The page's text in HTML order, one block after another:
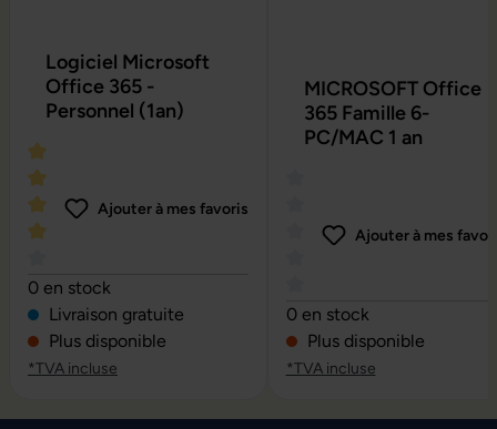
Logiciel Microsoft
Office 365 -
Personnel (1an)
Note moyenne de 4 sur 5 étoiles
Ajouter à mes favoris
0 en stock
Livraison gratuite
Plus disponible
*TVA incluse
MICROSOFT Office
365 Famille 6-
PC/MAC 1 an
Note moyenne de 0 sur 5
Ajouter à mes
0 en stock
Plus disponible
*TVA incluse